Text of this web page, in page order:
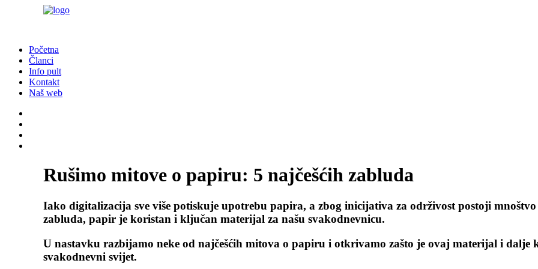
Početna
Članci
Info pult
Kontakt
Naš web
Rušimo mitove o papiru: 5 najčešćih zabluda
Iako digitalizacija sve više potiskuje upotrebu papira, a zbog inicijativa za održivost postoji
zabluda, papir je koristan i ključan materijal za našu svakodnevnicu.
U nastavku razbijamo neke od najčešćih mitova o papiru i otkrivamo zašto je ovaj materijal i dalje
svakodnevni svijet.